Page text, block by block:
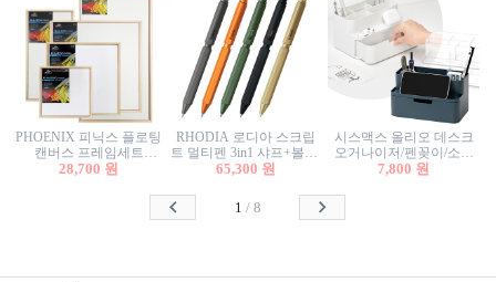
PHOENIX 피닉스 플로팅
캔버스 프레임세트
50x50cm/액자캔버스/인테
28,700 원
RHODIA 로디아 스크립
트 멀티펜 3in1 샤프+볼펜/
무광택 알루미늄 육각배
65,300 원
시스맥스 올리오 데스크
오거나이저/펜꽂이/소품
꽂이/소품함/정리함/수납
7,800 원
1 / 8